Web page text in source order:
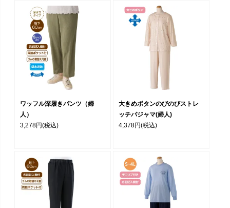
ワッフル深履きパンツ（婦
人）
3,278円(税込)
大きめボタンのびのびストレ
ッチパジャマ(婦人)
4,378円(税込)